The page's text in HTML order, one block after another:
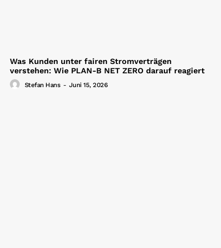
Was Kunden unter fairen Stromverträgen
verstehen: Wie PLAN-B NET ZERO darauf reagiert
Stefan Hans - Juni 15, 2026